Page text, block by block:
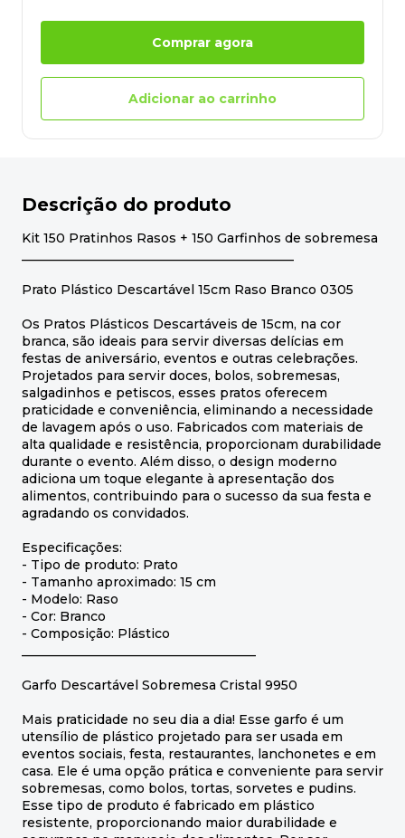
Comprar agora
Adicionar ao carrinho
Descrição do produto
Kit 150 Pratinhos Rasos + 150 Garfinhos de sobremesa
Prato Plástico Descartável 15cm Raso Branco 0305
Os Pratos Plásticos Descartáveis de 15cm, na cor
branca, são ideais para servir diversas delícias em
festas de aniversário, eventos e outras celebrações.
Projetados para servir doces, bolos, sobremesas,
salgadinhos e petiscos, esses pratos oferecem
praticidade e conveniência, eliminando a necessidade
de lavagem após o uso. Fabricados com materiais de
alta qualidade e resistência, proporcionam durabilidade
durante o evento. Além disso, o design moderno
adiciona um toque elegante à apresentação dos
alimentos, contribuindo para o sucesso da sua festa e
agradando os convidados.
Especificações:
- Tipo de produto: Prato
- Tamanho aproximado: 15 cm
- Modelo: Raso
- Cor: Branco
- Composição: Plástico
Garfo Descartável Sobremesa Cristal 9950
Mais praticidade no seu dia a dia! Esse garfo é um
utensílio de plástico projetado para ser usada em
eventos sociais, festa, restaurantes, lanchonetes e em
casa. Ele é uma opção prática e conveniente para servir
sobremesas, como bolos, tortas, sorvetes e pudins.
Esse tipo de produto é fabricado em plástico
resistente, proporcionando maior durabilidade e